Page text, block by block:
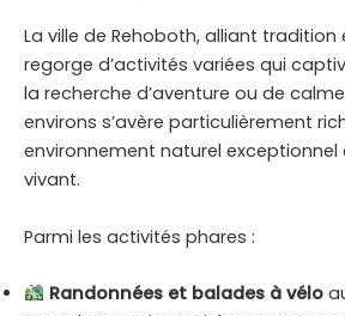
La ville de Rehoboth, alliant
regorge d’activités variées qui
la recherche d’aventure ou de
environs s’avère particulièrement
environnement naturel exceptionnel
vivant.
Parmi les activités phares :
Randonnées et balades à vélo